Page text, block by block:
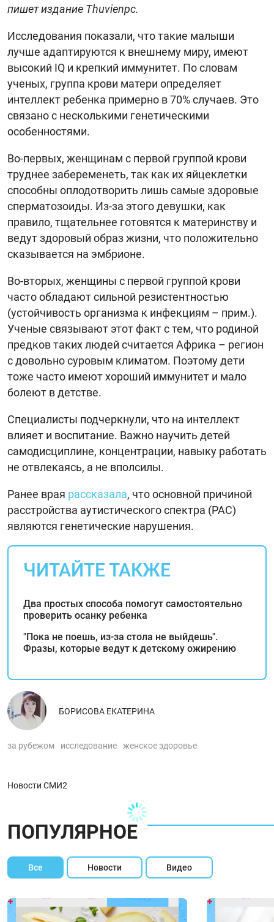
пишет издание Thuvienpc.
Исследования показали, что такие малыши
лучше адаптируются к внешнему миру, имеют
высокий IQ и крепкий иммунитет. По словам
ученых, группа крови матери определяет
интеллект ребенка примерно в 70% случаев. Это
связано с несколькими генетическими
особенностями.
Во-первых, женщинам с первой группой крови
труднее забеременеть, так как их яйцеклетки
способны оплодотворить лишь самые здоровые
сперматозоиды. Из-за этого девушки, как
правило, тщательнее готовятся к материнству и
ведут здоровый образ жизни, что положительно
сказывается на эмбрионе.
Во-вторых, женщины с первой группой крови
часто обладают сильной резистентностью
(устойчивость организма к инфекциям – прим.).
Ученые связывают этот факт с тем, что родиной
предков таких людей считается Африка – регион
с довольно суровым климатом. Поэтому дети
тоже часто имеют хороший иммунитет и мало
болеют в детстве.
Специалисты подчеркнули, что на интеллект
влияет и воспитание. Важно научить детей
самодисциплине, концентрации, навыку работать
не отвлекаясь, а не вполсилы.
Ранее врая рассказала, что основной причиной
расстройства аутистического спектра (РАС)
являются генетические нарушения.
ЧИТАЙТЕ ТАКЖЕ
Два простых способа помогут самостоятельно
проверить осанку ребенка
"Пока не поешь, из-за стола не выйдешь".
Фразы, которые ведут к детскому ожирению
БОРИСОВА ЕКАТЕРИНА
за рубежом исследование женское здоровье
Новости СМИ2
ПОПУЛЯРНОЕ
Все Новости Видео